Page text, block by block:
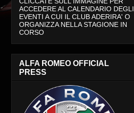
ACCEDERE AL CALENDARIO DEGLI
EVENTI A CUI IL CLUB ADERIRA' O
ORGANIZZA NELLA STAGIONE IN
CORSO
ALFA ROMEO OFFICIAL
PRESS